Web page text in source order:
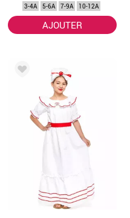
3-4A 5-6A 7-9A 10-12A
AJOUTER